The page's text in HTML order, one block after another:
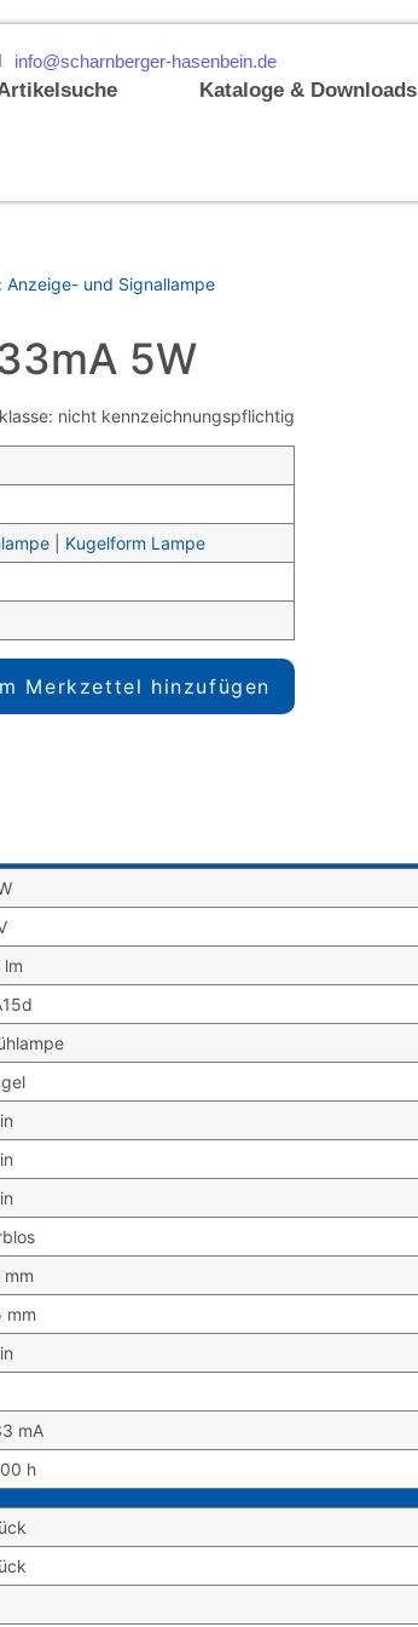
info@scharnberger-hasenbein.de
Kataloge & Downloads
und Signallampe
5W
nicht kennzeichnungspflichtig
Kugelform Lampe
Merkzettel hinzufügen
lm
mm
mm
mA
h